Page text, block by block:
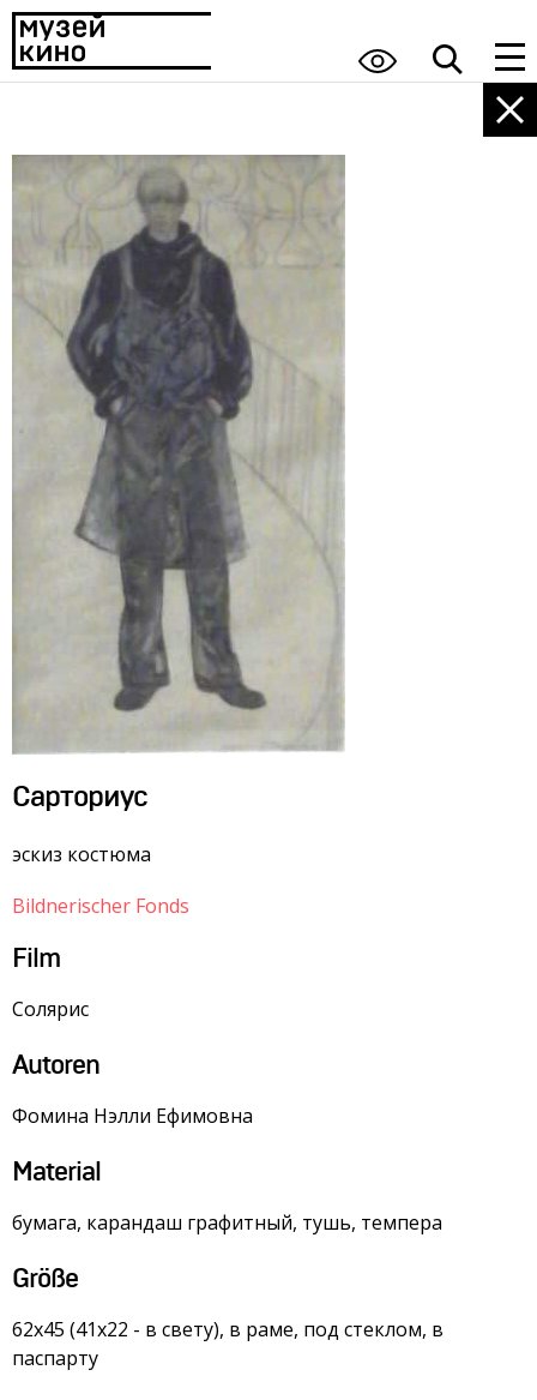
Сарториус
эскиз костюма
Bildnerischer Fonds
Film
Солярис
Autoren
Фомина Нэлли Ефимовна
Material
бумага, карандаш графитный, тушь, темпера
Größe
62х45 (41х22 - в свету), в раме, под стеклом, в
паспарту